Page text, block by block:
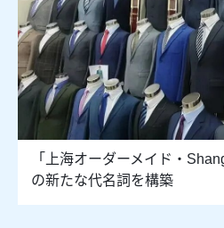
「上海オーダーメイド・
の新たな代名詞を構築